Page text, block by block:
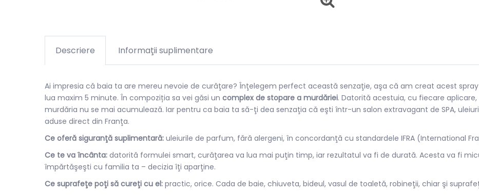
Descriere Informaţii suplimentare
Ai impresia că baia ta are mereu nevoie de curăţare? Înţelegem perfect această senzaţie, aşa că am creat acest
lua maxim 5 minute. În compoziția sa vei găsi un complex de stopare a murdăriei. Datorită acestuia, cu fiecare
murdăria nu se mai acumulează. Iar pentru ca baia ta să-ţi dea senzaţia că eşti într-un salon extravagant de SPA,
aduse direct din Franţa.
Ce oferă siguranţă suplimentară: uleiurile de parfum, fără alergeni, în concordanţă cu standardele IFRA (International
Ce te va încânta: datorită formulei smart, curăţarea va lua mai puţin timp, iar rezultatul va fi de durată. Acesta va fi
împărtăşeşti cu familia ta – decizia îţi aparţine.
Ce suprafeţe poţi să cureţi cu el: practic, orice. Cada de baie, chiuveta, bideul, vasul de toaletă, robineţii, chiar şi